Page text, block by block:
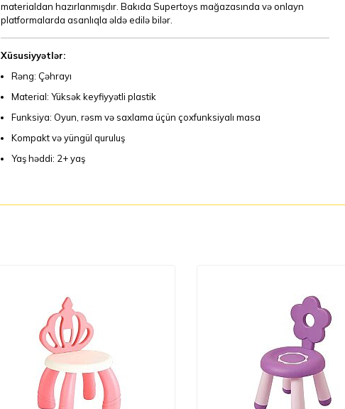
materialdan hazırlanmışdır. Bakıda Supertoys mağazasında və onlayn
platformalarda asanlıqla əldə edilə bilər.
Xüsusiyyətlər:
Rəng: Çəhrayı
Material: Yüksək keyfiyyətli plastik
Funksiya: Oyun, rəsm və saxlama üçün çoxfunksiyalı masa
Kompakt və yüngül quruluş
Yaş həddi: 2+ yaş